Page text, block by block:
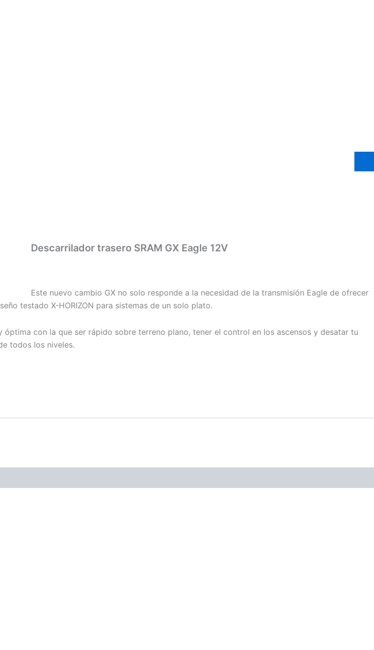
Descarrilador trasero SRAM GX Eagle 12V
Este nuevo cambio GX no solo responde a la necesidad de la transmisión Eagle de ofrecer
testado X-HORIZON para sistemas de un solo plato.
con la que ser rápido sobre terreno plano, tener el control en los ascensos y desatar tu
todos los niveles.